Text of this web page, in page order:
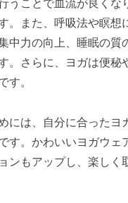
うことで血流が良くな
。また、呼吸法や瞑想
中力の向上、睡眠の質
。さらに、ヨガは便秘
す。
には、自分に合ったヨ
す。かわいいヨガウェ
ンもアップし、楽しく